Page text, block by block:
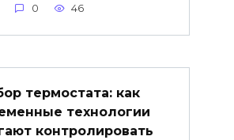
0 46
термостата: как
технологии
контролировать